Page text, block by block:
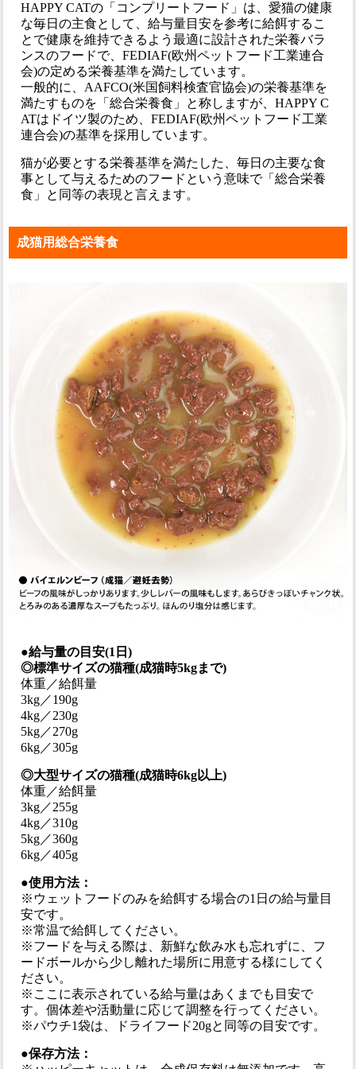
HAPPY CATの「コンプリートフード」は、愛猫の健康
な毎日の主食として、給与量目安を参考に給餌するこ
とで健康を維持できるよう最適に設計された栄養バラ
ンスのフードで、FEDIAF(欧州ペットフード工業連合
会)の定める栄養基準を満たしています。
一般的に、AAFCO(米国飼料検査官協会)の栄養基準を
満たすものを「総合栄養食」と称しますが、HAPPY C
ATはドイツ製のため、FEDIAF(欧州ペットフード工業
連合会)の基準を採用しています。
猫が必要とする栄養基準を満たした、毎日の主要な食
事として与えるためのフードという意味で「総合栄養
食」と同等の表現と言えます。
成猫用総合栄養食
●給与量の目安(1日)
◎標準サイズの猫種(成猫時5kgまで)
体重／給餌量
3kg／190g
4kg／230g
5kg／270g
6kg／305g
◎大型サイズの猫種(成猫時6kg以上)
体重／給餌量
3kg／255g
4kg／310g
5kg／360g
6kg／405g
●使用方法：
※ウェットフードのみを給餌する場合の1日の給与量目
安です。
※常温で給餌してください。
※フードを与える際は、新鮮な飲み水も忘れずに、フ
ードボールから少し離れた場所に用意する様にしてく
ださい。
※ここに表示されている給与量はあくまでも目安で
す。個体差や活動量に応じて調整を行ってください。
※パウチ1袋は、ドライフード20gと同等の目安です。
●保存方法：